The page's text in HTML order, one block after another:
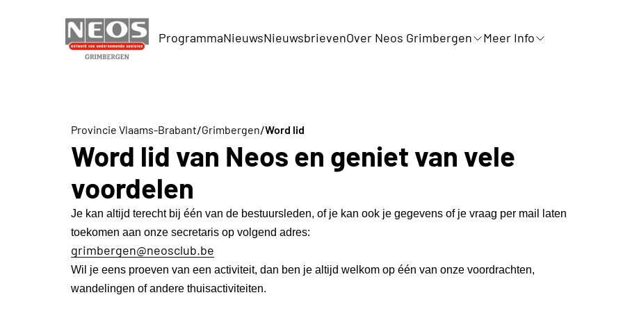
ProgrammaNieuwsNieuwsbrievenOver Neos Grimbergen Meer Info
Provincie Vlaams-Brabant/Grimbergen/Word lid
Word lid van Neos en geniet van vele
voordelen
Je kan altijd terecht bij één van de bestuursleden, of je kan ook je gegevens of je vraag per mail laten
toekomen aan onze secretaris op volgend adres:
grimbergen@neosclub.be
Wil je eens proeven van een activiteit, dan ben je altijd welkom op één van onze voordrachten,
wandelingen of andere thuisactiviteiten.